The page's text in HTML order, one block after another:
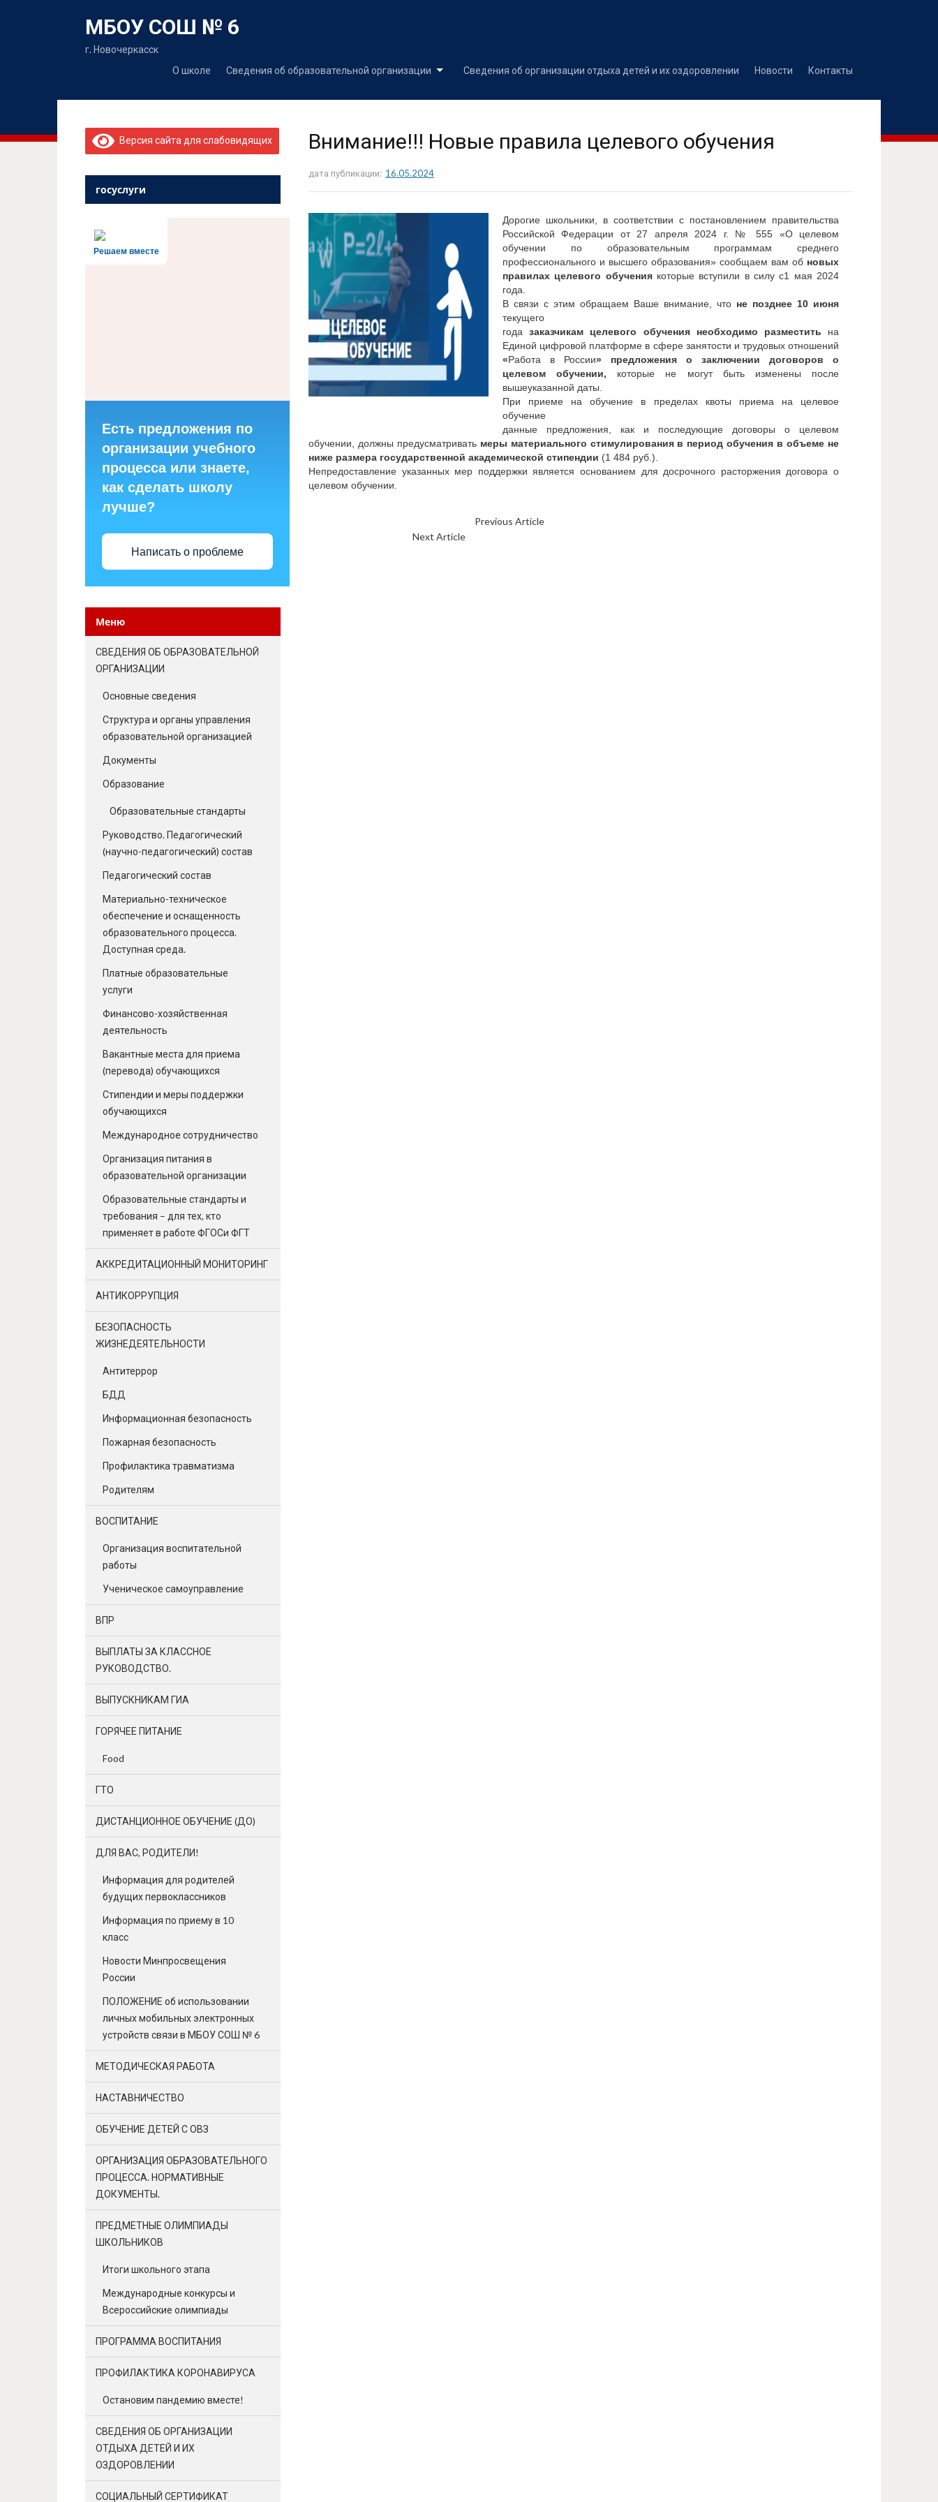
МБОУ СОШ № 6
г. Новочеркасск
О школе
Сведения об образовательной организации Сведения об организации отдыха детей и их оздоровлении Новости Контакты
Внимание!!! Новые правила целевого обучения
дата публикации: 16.05.2024
Дорогие школьники, в соответствии с постановлением правительства
Российской Федерации от 27 апреля 2024 г. № 555 «О целевом
обучении по образовательным программам среднего
профессионального и высшего образования» сообщаем вам об новых
правилах целевого обучения которые вступили в силу с1 мая 2024
года.
В связи с этим обращаем Ваше внимание, что не позднее 10 июня
текущего
годазаказчикам целевого обучения необходимо разместить на
Единой цифровой платформе в сфере занятости и трудовых отношений
«Работа в России» предложения о заключении договоров о
целевом обучении, которые не могут быть изменены после
вышеуказанной даты.
При приеме на обучение в пределах квоты приема на целевое
обучение
данные предложения, как и последующие договоры о целевом
обучении, должны предусматривать меры материального стимулирования в период обучения в объеме не
ниже размера государственной академической стипендии (1 484 руб.).
Непредоставление указанных мер поддержки является основанием для досрочного расторжения договора о
целевом обучении.
Previous Article«Мы помним!», «Мы гордимся!»
Next Article
Версия сайта для слабовидящих
госуслуги
Решаем вместе
Есть предложения по
организации учебного
процесса или знаете,
как сделать школу
лучше?
Написать о проблеме
Меню
СВЕДЕНИЯ ОБ ОБРАЗОВАТЕЛЬНОЙ
ОРГАНИЗАЦИИ
Основные сведения
Структура и органы управления
образовательной организацией
Документы
Образование
Образовательные стандарты
Руководство. Педагогический
(научно-педагогический) состав
Педагогический состав
Материально-техническое
обеспечение и оснащенность
образовательного процесса.
Доступная среда.
Платные образовательные
услуги
Финансово-хозяйственная
деятельность
Вакантные места для приема
(перевода) обучающихся
Стипендии и меры поддержки
обучающихся
Международное сотрудничество
Организация питания в
образовательной организации
Образовательные стандарты и
требования – для тех, кто
применяет в работе ФГОСи ФГТ
АККРЕДИТАЦИОННЫЙ МОНИТОРИНГ
АНТИКОРРУПЦИЯ
БЕЗОПАСНОСТЬ
ЖИЗНЕДЕЯТЕЛЬНОСТИ
Антитеррор
БДД
Информационная безопасность
Пожарная безопасность
Профилактика травматизма
Родителям
ВОСПИТАНИЕ
Организация воспитательной
работы
Ученическое самоуправление
ВПР
ВЫПЛАТЫ ЗА КЛАССНОЕ
РУКОВОДСТВО.
ВЫПУСКНИКАМ ГИА
ГОРЯЧЕЕ ПИТАНИЕ
Food
ГТО
ДИСТАНЦИОННОЕ ОБУЧЕНИЕ (ДО)
ДЛЯ ВАС, РОДИТЕЛИ!
Информация для родителей
будущих первоклассников
Информация по приему в 10
класс
Новости Минпросвещения
России
ПОЛОЖЕНИЕ об использовании
личных мобильных электронных
устройств связи в МБОУ СОШ № 6
МЕТОДИЧЕСКАЯ РАБОТА
НАСТАВНИЧЕСТВО
ОБУЧЕНИЕ ДЕТЕЙ С ОВЗ
ОРГАНИЗАЦИЯ ОБРАЗОВАТЕЛЬНОГО
ПРОЦЕССА. НОРМАТИВНЫЕ
ДОКУМЕНТЫ.
ПРЕДМЕТНЫЕ ОЛИМПИАДЫ
ШКОЛЬНИКОВ
Итоги школьного этапа
Международные конкурсы и
Всероссийские олимпиады
ПРОГРАММА ВОСПИТАНИЯ
ПРОФИЛАКТИКА КОРОНАВИРУСА
Остановим пандемию вместе!
СВЕДЕНИЯ ОБ ОРГАНИЗАЦИИ
ОТДЫХА ДЕТЕЙ И ИХ
ОЗДОРОВЛЕНИИ
СОЦИАЛЬНЫЙ СЕРТИФИКАТ